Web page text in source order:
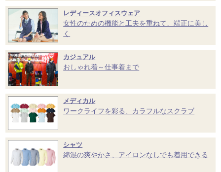
レディースオフィスウェア
女性のための機能と工夫を重ねて、端正に美し
く
カジュアル
おしゃれ着～仕事着まで
メディカル
ワークライフを彩る、カラフルなスクラブ
シャツ
綿混の爽やかさ、アイロンなしでも着用できる